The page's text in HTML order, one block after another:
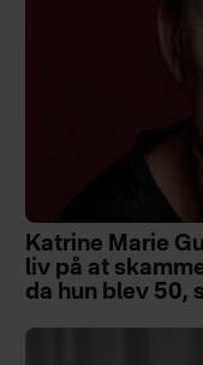
Katrine Marie
liv på at
da hun blev 50,